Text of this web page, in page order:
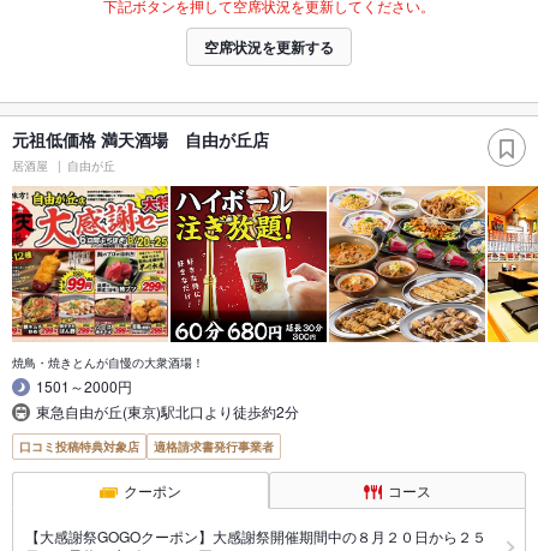
下記ボタンを押して空席状況を更新してください。
空席状況を更新する
元祖低価格 満天酒場 自由が丘店
居酒屋 自由が丘
焼鳥・焼きとんが自慢の大衆酒場！
1501～2000円
東急自由が丘(東京)駅北口より徒歩約2分
口コミ投稿特典対象店 適格請求書発行事業者
クーポン コース
【大感謝祭GOGOクーポン】大感謝祭開催期間中の８月２０日から２５